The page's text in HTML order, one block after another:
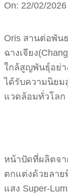
On: 22/02/2026
Oris สานต่อพัน
ฉางเจียง
ใกล้สูญพันธุ์อย่า
ได้รับความนิยม
แวดล้อมทั่วโลก
หน้าปัดที่ผลิตจา
ตกแต่งด้วยลาย
แสง Super-